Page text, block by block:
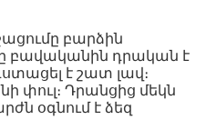
բարձին
բավականին դրական է
է շատ լավ։
փուլ։ Դրանցից մեկն
օգնում է ձեզ